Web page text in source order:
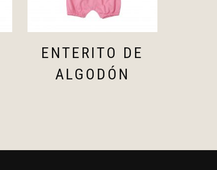
ENTERITO DE
ALGODÓN